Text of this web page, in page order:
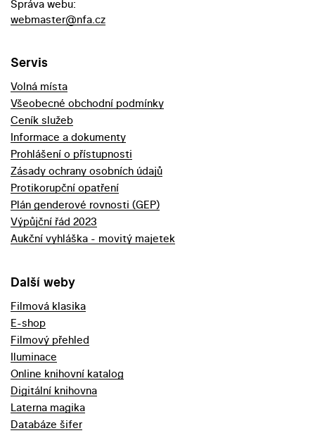
Správa webu:
webmaster@nfa.cz
Servis
Volná místa
Všeobecné obchodní podmínky
Ceník služeb
Informace a dokumenty
Prohlášení o přístupnosti
Zásady ochrany osobních údajů
Protikorupční opatření
Plán genderové rovnosti (GEP)
Výpůjční řád 2023
Aukční vyhláška - movitý majetek
Další weby
Filmová klasika
E-shop
Filmový přehled
Iluminace
Online knihovní katalog
Digitální knihovna
Laterna magika
Databáze šifer